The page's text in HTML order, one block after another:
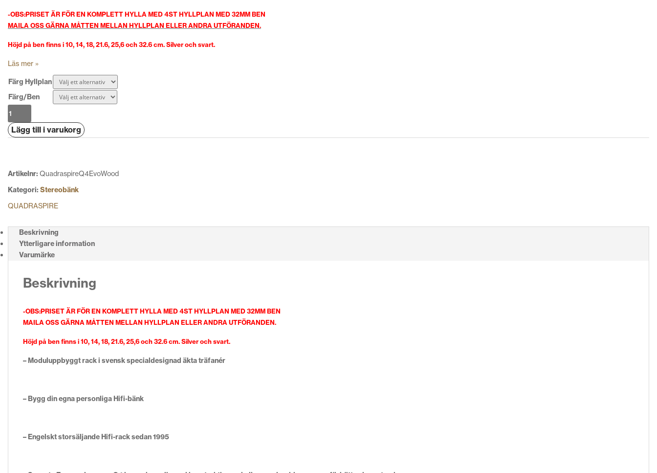
-OBS:PRISET ÄR FÖR EN KOMPLETT HYLLA MED 4ST HYLLPLAN MED 32MM BEN
MAILA OSS GÄRNA MÅTTEN MELLAN HYLLPLAN ELLER ANDRA UTFÖRANDEN.
Höjd på ben finns i 10, 14, 18, 21.6, 25,6 och 32.6 cm. Silver och svart.
Läs mer »
Färg Hyllplan
Färg/Ben
Quadraspire
Q4
Evo
Lägg till i varukorg
Artikelnr: QuadraspireQ4EvoWood
Kategori: Stereobänk
QUADRASPIRE
Beskrivning
Ytterligare information
Varumärke
Beskrivning
-OBS:PRISET ÄR FÖR EN KOMPLETT HYLLA MED 4ST HYLLPLAN MED 32MM BEN
MAILA OSS GÄRNA MÅTTEN MELLAN HYLLPLAN ELLER ANDRA UTFÖRANDEN.
Höjd på ben finns i 10, 14, 18, 21.6, 25,6 och 32.6 cm. Silver och svart.
– Moduluppbyggt rack i svensk specialdesignad äkta träfanér
– Bygg din egna personliga Hifi-bänk
– Engelskt storsäljande Hifi-rack sedan 1995